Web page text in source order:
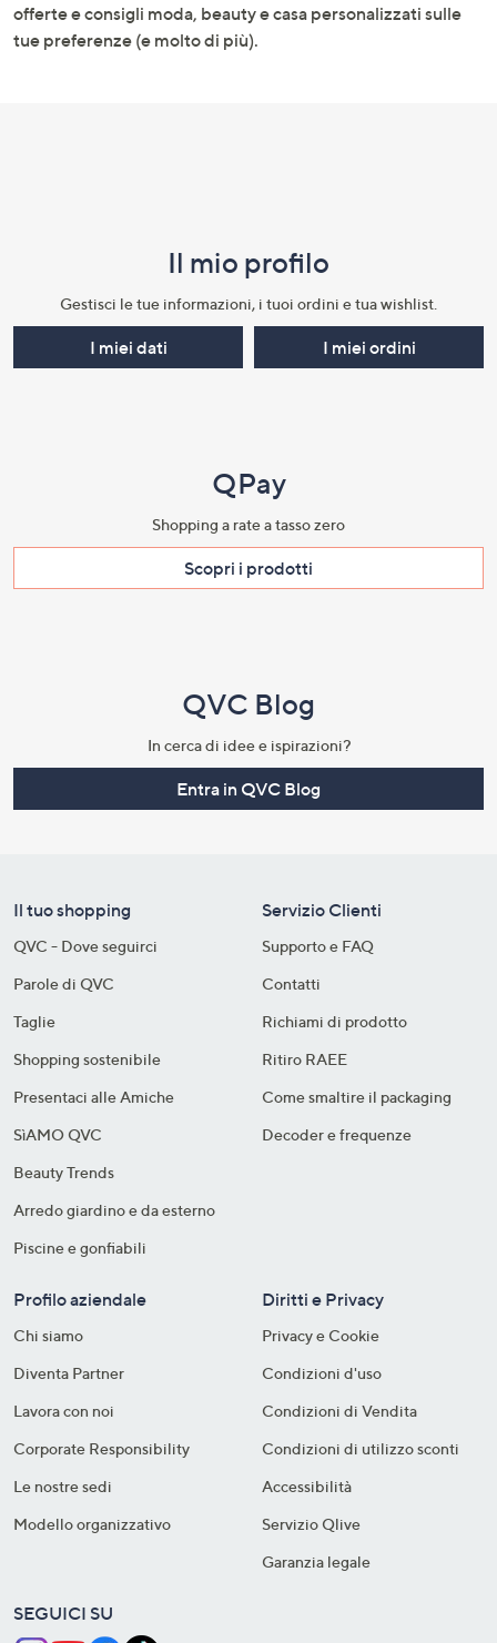
informazioni
offerte e consigli moda, beauty e casa personalizzati sulle
tue preferenze (e molto di più).
Il mio profilo​
Gestisci le tue informazioni, i tuoi ordini e tua wishlist.​
I miei dati I miei ordini
QPay
Shopping a rate a tasso zero​
Scopri i prodotti​
QVC Blog
In cerca di idee e ispirazioni?
Entra in QVC Blog
Il tuo shopping
QVC - Dove seguirci
Parole di QVC
Taglie
Shopping sostenibile​
Presentaci alle Amiche
SìAMO QVC
Beauty Trends
Arredo giardino e da esterno
Piscine e gonfiabili
Servizio Clienti
Supporto e FAQ
Contatti
Richiami di prodotto
Ritiro RAEE
Come smaltire il packaging​
Decoder e frequenze​
Profilo aziendale
Chi siamo
Diventa Partner
Lavora con noi
Corporate Responsibility
Le nostre sedi
Modello organizzativo
Diritti e Privacy
Privacy e Cookie
Condizioni d'uso
Condizioni di Vendita
Condizioni di utilizzo sconti
Accessibilità
Servizio Qlive
Garanzia legale
SEGUICI SU